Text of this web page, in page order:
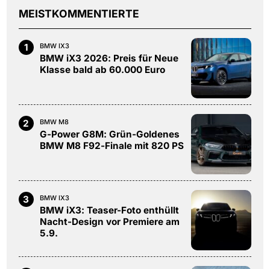
MEISTKOMMENTIERTE
1 BMW IX3
BMW iX3 2026: Preis für Neue
Klasse bald ab 60.000 Euro
2 BMW M8
G-Power G8M: Grün-Goldenes
BMW M8 F92-Finale mit 820 PS
3 BMW IX3
BMW iX3: Teaser-Foto enthüllt
Nacht-Design vor Premiere am
5.9.